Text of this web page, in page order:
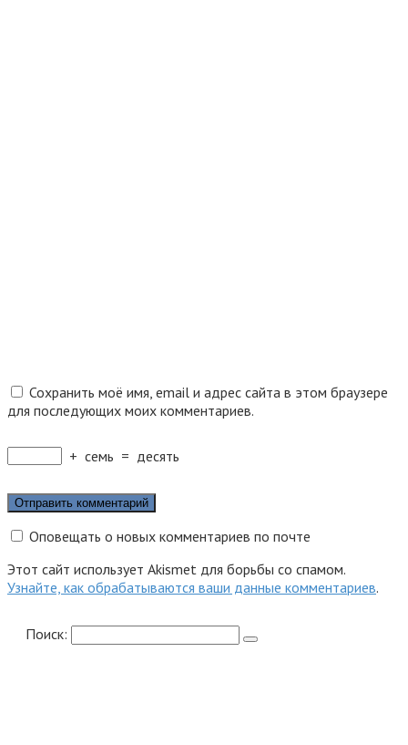
Сохранить моё имя, email и адрес сайта в этом браузере
для последующих моих комментариев.
+ семь = десять
Оповещать о новых комментариев по почте
Этот сайт использует Akismet для борьбы со спамом.
Узнайте, как обрабатываются ваши данные комментариев.
Поиск: